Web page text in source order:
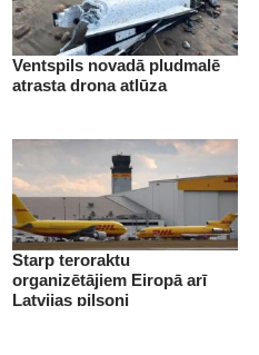
Ventspils novadā pludmalē
atrasta drona atlūza
Starp teroraktu
organizētājiem Eiropā arī
Latvijas pilsoņi